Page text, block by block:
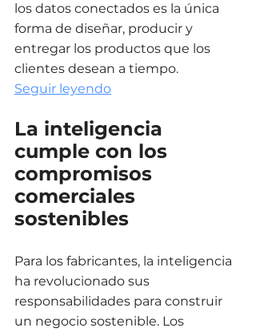
los datos conectados es la única
forma de diseñar, producir y
entregar los productos que los
clientes desean a tiempo.
Seguir leyendo
La inteligencia
cumple con los
compromisos
comerciales
sostenibles
Para los fabricantes, la inteligencia
ha revolucionado sus
responsabilidades para construir
un negocio sostenible. Los